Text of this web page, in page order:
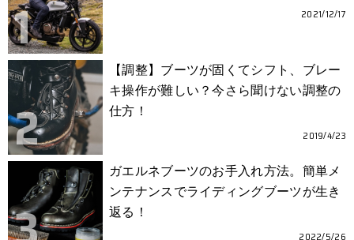
2021/12/17
【調整】ブーツが固くてシフト、ブレー
キ操作が難しい？今さら聞けない調整の
仕方！
2019/4/23
ガエルネブーツのお手入れ方法。簡単メ
ンテナンスでライディングブーツが生き
返る！
2022/5/26